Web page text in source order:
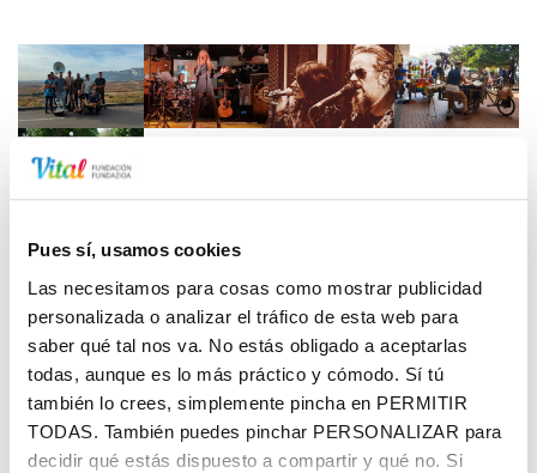
Pues sí, usamos cookies
Las necesitamos para cosas como mostrar publicidad
personalizada o analizar el tráfico de esta web para
saber qué tal nos va. No estás obligado a aceptarlas
todas, aunque es lo más práctico y cómodo. Sí tú
también lo crees, simplemente pincha en PERMITIR
TODAS. También puedes pinchar PERSONALIZAR para
decidir qué estás dispuesto a compartir y qué no. Si
Vital Araban zehar - 2026ko abuztua
CórrELA 2026